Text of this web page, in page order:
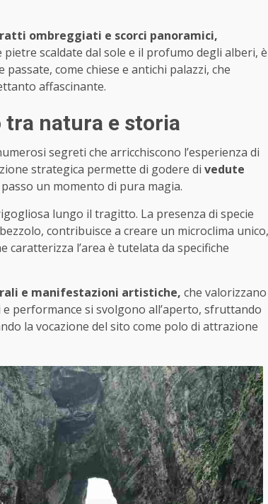
ombreggiati e scorci panoramici,
scaldate dal sole e il profumo degli alberi, è
come chiese e antichi palazzi, che
affascinante.
tra natura e storia
segreti che arricchiscono l’esperienza di
strategica permette di godere di vedute
un momento di pura magia.
lungo il tragitto. La presenza di specie
contribuisce a creare un microclima unico,
caratterizza l’area è tutelata da specifiche
e manifestazioni artistiche, che valorizzano
performance si svolgono all’aperto, sfruttando
la vocazione del sito come polo di attrazione